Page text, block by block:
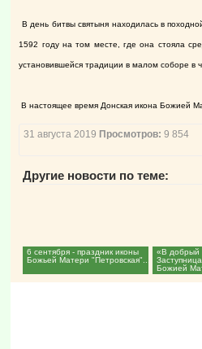
В день битвы святыня находилась в
1592 году на том месте, где она стояла
установившейся традиции в малом соборе в
В настоящее время Донская икона Божией
31 августа 2019 Просмотров: 9 854
Другие новости по теме:
6 сентября - праздник иконы
Божьей Матери "Петровская"...
«В добрый
Божией
начинает